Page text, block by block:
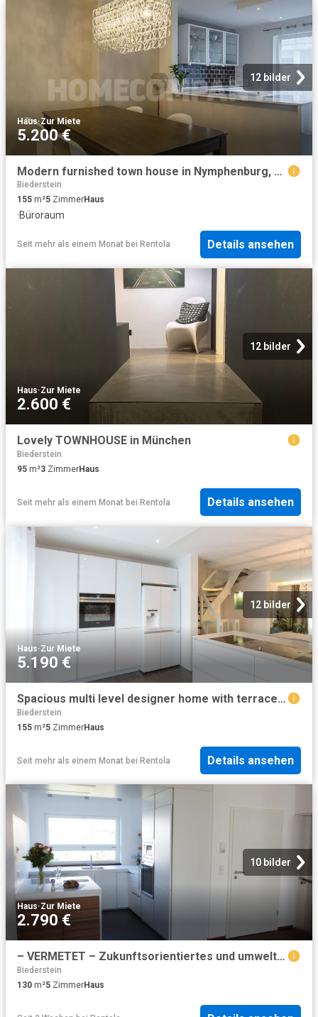
12 bilder
Haus·Zur Miete
5.200 €
Modern furnished town house in Nymphenburg, 3 levels
Biederstein
155 m²5 ZimmerHaus
·Büroraum
Seit mehr als einem Monat bei Rentola Details ansehen
12 bilder
Haus·Zur Miete
2.600 €
Lovely TOWNHOUSE in München
Biederstein
95 m²3 ZimmerHaus
Seit mehr als einem Monat bei Rentola Details ansehen
12 bilder
Haus·Zur Miete
5.190 €
Spacious multi level designer home with terrace and two balconies – ideal for families or business stays
Biederstein
155 m²5 ZimmerHaus
Seit mehr als einem Monat bei Rentola Details ansehen
10 bilder
Haus·Zur Miete
2.790 €
– VERMETET – Zukunftsorientiertes und umweltbewusstes Wohnen: Modernes Architekten Reihenhaus als Passivhaus
Biederstein
130 m²5 ZimmerHaus